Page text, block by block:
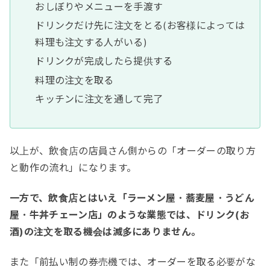
おしぼりやメニューを手渡す
ドリンクだけ先に注文をとる(お客様によっては
料理も注文する人がいる)
ドリンクが完成したら提供する
料理の注文を取る
キッチンに注文を通して完了
以上が、飲食店の店員さん側からの「オーダーの取り方
と動作の流れ」になります。
一方で、飲食店とはいえ「ラーメン屋・蕎麦屋・うどん
屋・牛丼チェーン店」のような業態では、ドリンク(お
酒)の注文を取る機会は滅多にありません。
また「前払い制の券売機では、オーダーを取る必要がな